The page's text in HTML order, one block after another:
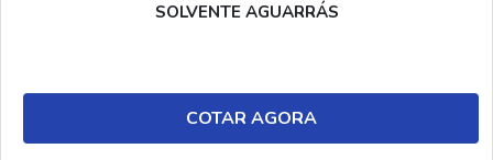
SOLVENTE AGUARRÁS
COTAR AGORA